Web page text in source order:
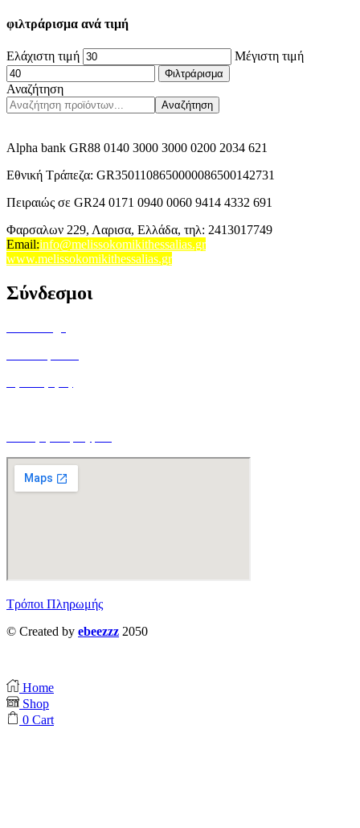
φιλτράρισμα ανά τιμή
Ελάχιστη τιμή Μέγιστη τιμή
Φιλτράρισμα
Αναζήτηση
Αναζήτηση
Alpha bank GR88 0140 3000 3000 0200 2034 621
Εθνική Τράπεζα: GR3501108650000086500142731
Πειραιώς σε GR24 0171 0940 0060 9414 4332 691
Φαρσαλων 229, Λαρισα, Ελλάδα, τηλ: 2413017749
Email:info@melissokomikithessalias.gr
www.melissokomikithessalias.gr
Σύνδεσμοι
Τρόποι Πληρωμής
© Created by ebeezzz 2050
Home
Shop
0 Cart